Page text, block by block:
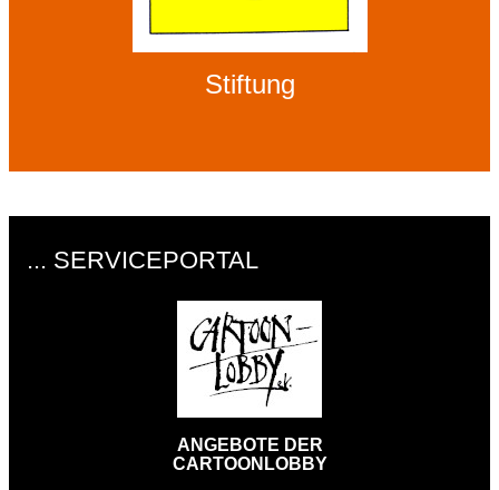
Stiftung
... SERVICEPORTAL
ANGEBOTE DER
CARTOONLOBBY